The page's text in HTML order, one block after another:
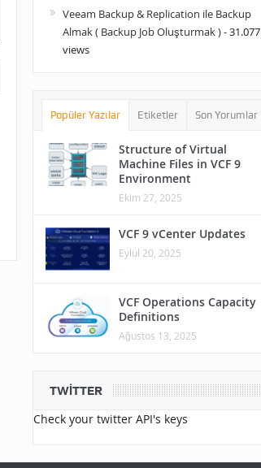
Veeam Backup & Replication ile Backup
Almak ( Backup Job Oluşturmak )- 31.077
views
Popüler Yazılar Etiketler Son Yorumlar
Structure of Virtual
Machine Files in VCF 9
Environment
Ekim 27, 2025
VCF 9 vCenter Updates
Eylül 20, 2025
VCF Operations Capacity
Definitions
Ağustos 13, 2025
TWITTER
Check your twitter API's keys